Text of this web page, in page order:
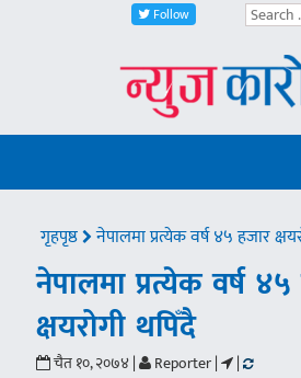
Follow
गृहपृष्ठ नेपालमा प्रत्येक वर्ष ४५ हजार
नेपालमा प्रत्येक वर्ष
क्षयरोगी थपिँदै
चैत १०, २०७४ | Reporter | |